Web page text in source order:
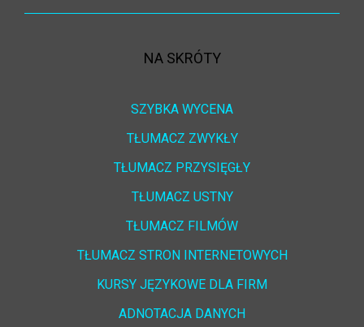
NA SKRÓTY
SZYBKA WYCENA
TŁUMACZ ZWYKŁY
TŁUMACZ PRZYSIĘGŁY
TŁUMACZ USTNY
TŁUMACZ FILMÓW
TŁUMACZ STRON INTERNETOWYCH
KURSY JĘZYKOWE DLA FIRM
ADNOTACJA DANYCH